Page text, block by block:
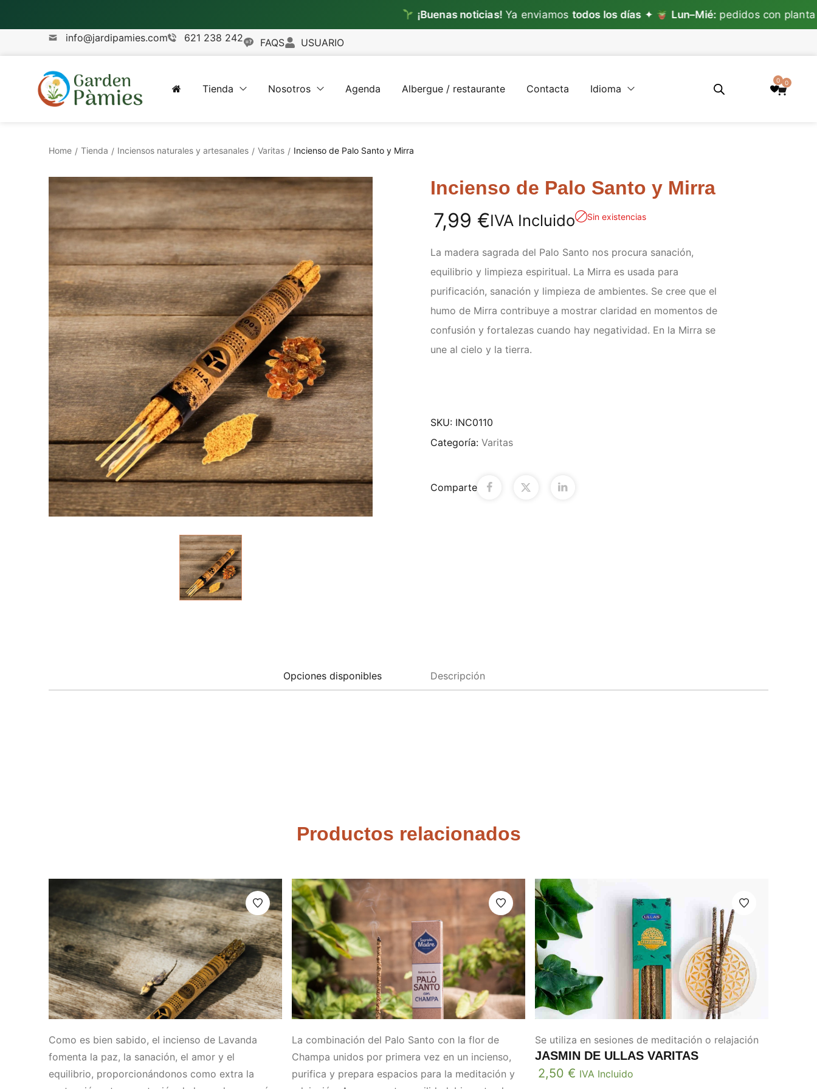
¡Buenas noticias!Ya enviamostodos los días ✦ Lun–Mié:pedidos con planta ✦
info@jardipamies.com
621 238 242 FAQS USUARIO
Tienda Nosotros Agenda Albergue / restaurante Contacta Idioma
0 0
Home / Tienda / Inciensos naturales y artesanales / Varitas / Incienso de Palo Santo y Mirra
Incienso de Palo Santo y Mirra
7,99 €IVA Incluido Sin existencias
La madera sagrada del Palo Santo nos procura sanación,
equilibrio y limpieza espiritual. La Mirra es usada para
purificación, sanación y limpieza de ambientes. Se cree que el
humo de Mirra contribuye a mostrar claridad en momentos de
confusión y fortalezas cuando hay negatividad. En la Mirra se
une al cielo y la tierra.
SKU: INC0110
Categoría: Varitas
Comparte
Opciones disponibles Descripción
Productos relacionados
Como es bien sabido, el incienso de Lavanda
fomenta la paz, la sanación, el amor y el
equilibrio, proporcionándonos como extra la
La combinación del Palo Santo con la flor de
Champa unidos por primera vez en un incienso,
purifica y prepara espacios para la meditación y
Se utiliza en sesiones de meditación o relajación
JASMIN DE ULLAS VARITAS
2,50 € IVA Incluido